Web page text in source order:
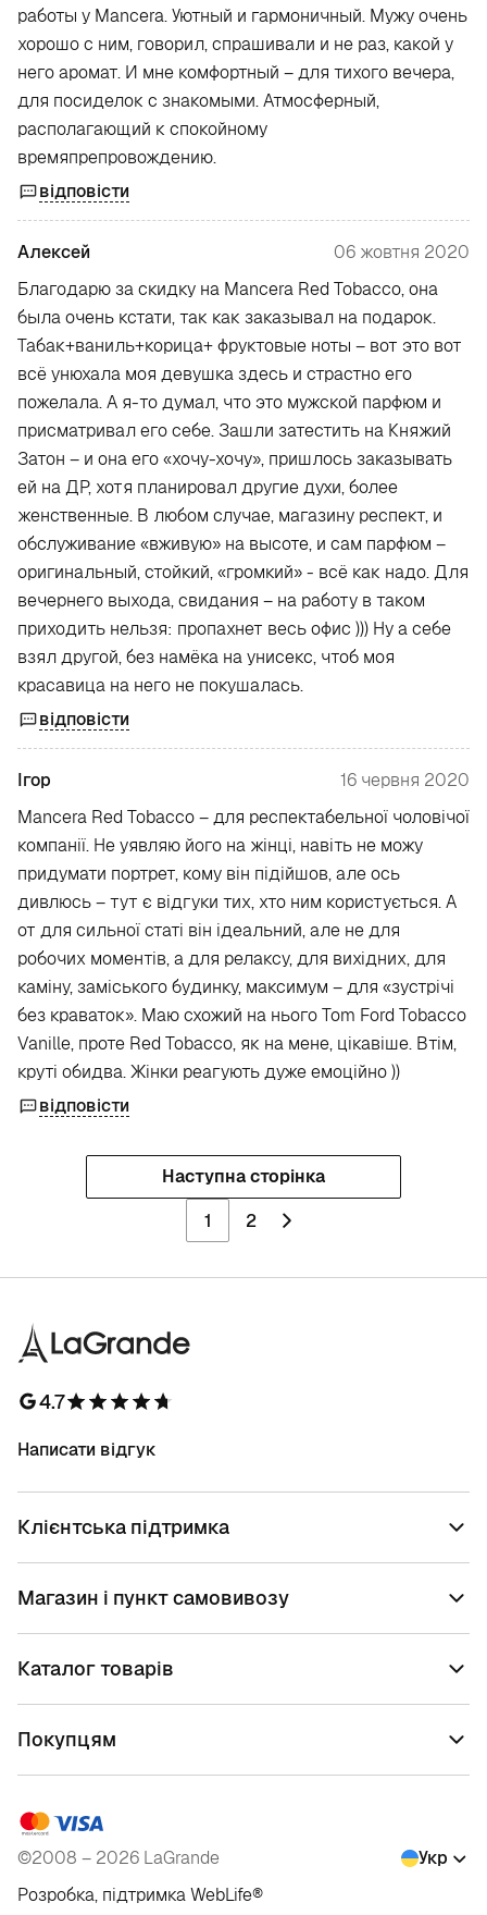
работы у Mancera. Уютный и гармоничный. Мужу очень
хорошо с ним, говорил, спрашивали и не раз, какой у
него аромат. И мне комфортный – для тихого вечера,
для посиделок с знакомыми. Атмосферный,
располагающий к спокойному
времяпрепровождению.
відповісти
Алексей
06 жовтня 2020
Благодарю за скидку на Mancera Red Tobacco, она
была очень кстати, так как заказывал на подарок.
Табак+ваниль+корица+ фруктовые ноты – вот это вот
всё унюхала моя девушка здесь и страстно его
пожелала. А я-то думал, что это мужской парфюм и
присматривал его себе. Зашли затестить на Княжий
Затон – и она его «хочу-хочу», пришлось заказывать
ей на ДР, хотя планировал другие духи, более
женственные. В любом случае, магазину респект, и
обслуживание «вживую» на высоте, и сам парфюм –
оригинальный, стойкий, «громкий» - всё как надо. Для
вечернего выхода, свидания – на работу в таком
приходить нельзя: пропахнет весь офис ))) Ну а себе
взял другой, без намёка на унисекс, чтоб моя
красавица на него не покушалась.
відповісти
Ігор
16 червня 2020
Mancera Red Tobacco – для респектабельної чоловічої
компанії. Не уявляю його на жінці, навіть не можу
придумати портрет, кому він підійшов, але ось
дивлюсь – тут є відгуки тих, хто ним користується. А
от для сильної статі він ідеальний, але не для
робочих моментів, а для релаксу, для вихідних, для
каміну, заміського будинку, максимум – для «зустрічі
без краваток». Маю схожий на нього Tom Ford Tobacco
Vanille, проте Red Tobacco, як на мене, цікавіше. Втім,
круті обидва. Жінки реагують дуже емоційно ))
відповісти
Наступна сторінка
1
2
4.7
Написати відгук
Клієнтська підтримка
Магазин і пункт самовивозу
Каталог товарів
Покупцям
©2008 – 2026 LaGrande
Укр
Розробка, підтримкаWebLife®